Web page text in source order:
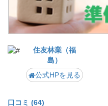
住友林業（福
島）
公式HPを見る
口コミ (64)